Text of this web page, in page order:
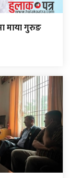
माया गुरुङ